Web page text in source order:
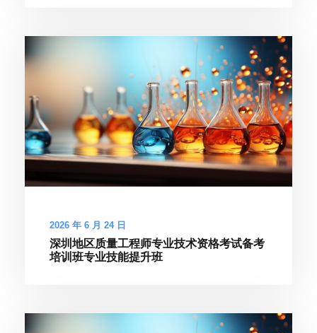
2026 年 6 月 24 日
深圳地区质量工程师专业技术资格考试备考
培训班专业技能提升班